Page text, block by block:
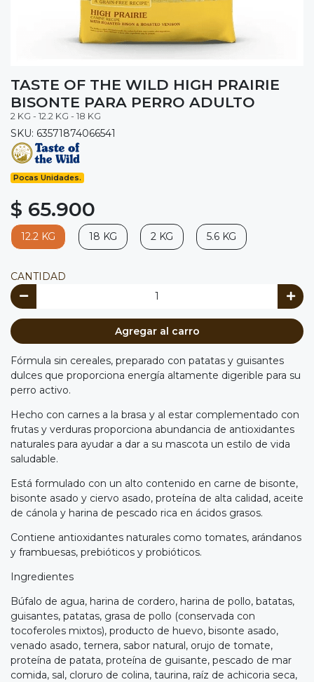
TASTE OF THE WILD HIGH PRAIRIE
BISONTE PARA PERRO ADULTO
2 KG - 12.2 KG - 18 KG
SKU: 63571874066541
Pocas Unidades.
$ 65.900
12.2 KG 18 KG 2 KG 5.6 KG
CANTIDAD
Agregar al carro
Fórmula sin cereales, preparado con patatas y guisantes
dulces que proporciona energía altamente digerible para su
perro activo.
Hecho con carnes a la brasa y al estar complementado con
frutas y verduras proporciona abundancia de antioxidantes
naturales para ayudar a dar a su mascota un estilo de vida
saludable.
Está formulado con un alto contenido en carne de bisonte,
bisonte asado y ciervo asado, proteína de alta calidad, aceite
de cánola y harina de pescado rica en ácidos grasos.
Contiene antioxidantes naturales como tomates, arándanos
y frambuesas, prebióticos y probióticos.
Ingredientes
Búfalo de agua, harina de cordero, harina de pollo, batatas,
guisantes, patatas, grasa de pollo (conservada con
tocoferoles mixtos), producto de huevo, bisonte asado,
venado asado, ternera, sabor natural, orujo de tomate,
proteína de patata, proteína de guisante, pescado de mar
comida, sal, cloruro de colina, taurina, raíz de achicoria seca,